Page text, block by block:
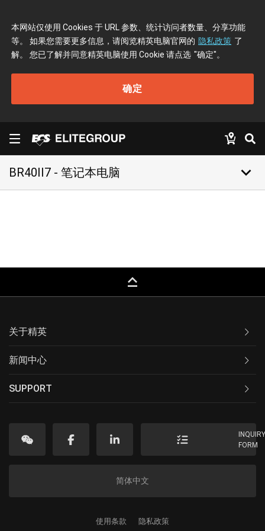
本网站仅使用 Cookies 于 URL 参数、统计访问者数量、分享功能
等。 如果您需要更多信息，请阅览精英电脑官网的 隐私政策 了
解。 您已了解并同意精英电脑使用 Cookie 请点选 "确定"。
确定
BR40II7 - 笔记本电脑 keyboard_arrow_down
keyboard_capslock
关于精英
新闻中心
SUPPORT
FORM
简体中文
使用条款 隐私政策